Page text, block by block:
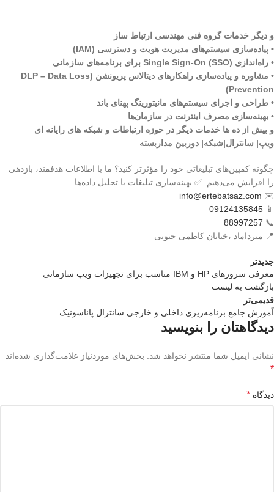
و دیگر خدمات گروه فنی مهندسی ارتباط ساز
• پیاده‌سازی سیستم‌های مدیریت هویت و دسترسی (IAM)
• راه‌اندازی Single Sign-On (SSO) برای برنامه‌های سازمانی
• مشاوره و پیاده‌سازی راهکارهای دیتالاس پریونشن (DLP – Data Loss
Prevention)
• طراحی و اجرای سیستم‌های مانیتورینگ پهنای باند
• بهینه‌سازی مصرف اینترنت در سازمان‌ها
و بیش از ده ها خدمات دیگر در حوزه ارتباطات و شبکه های رایانه ای
ویپ| سانترال|شبکه| دوربین مداربسته
چگونه کمپین‌های تبلیغاتی خود را مؤثرتر کنید؟ ما با اطلاعات هدفمند، بازدهی
را افزایش می‌دهیم. ✅ بهینه‌سازی تبلیغات با تحلیل داده‌ها.
✉️
info@ertebatsaz.com
📱
09124135845
📞
88997257
📍 میرداماد ،خیابان کاظمی جنوبی
جدیدتر
معرفی سرورهای HP و IBM مناسب برای تجهیزات ویپ سازمانی
بازگشت بە لیست
قدیمی‌تر
آموزش جامع برنامه‌ریزی داخلی و خارجی سانترال پاناسونیک
دیدگاهتان را بنویسید
نشانی ایمیل شما منتشر نخواهد شد. بخش‌های موردنیاز علامت‌گذاری شده‌اند
*
دیدگاه *